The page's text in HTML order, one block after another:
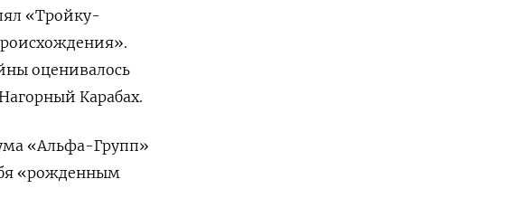
«Тройку-
оценивалось
Карабах.
«Альфа-Групп»
«рожденным